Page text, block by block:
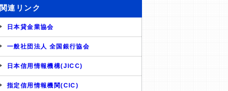
関連リンク
日本貸金業協会
一般社団法人 全国銀行協会
日本信用情報機構(JICC)
指定信用情報機関(CIC)